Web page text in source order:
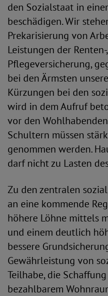
den Sozialstaat in
beschädigen. Wir
Prekarisierung von
Leistungen der
Pflegeversicherung,
bei den Ärmsten
Kürzungen bei den
wird in dem Aufruf
vor den
Schultern müssen
genommen werden.
darf nicht zu Lasten
Zu den zentralen
an eine kommende
höhere Löhne mittels
und einem deutlich
bessere
Gewährleistung von
Teilhabe, die
bezahlbarem